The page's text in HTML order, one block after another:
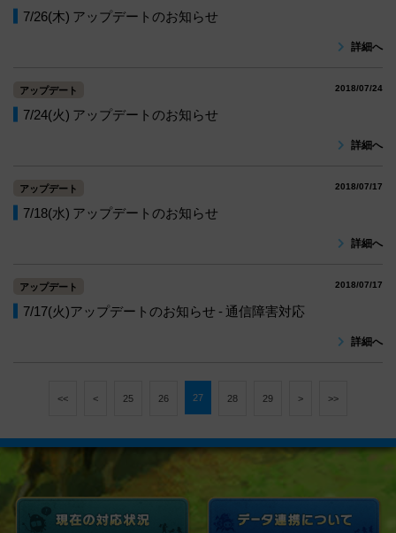
7/26(木) アップデートのお知らせ
詳細へ
アップデート 2018/07/24
7/24(火) アップデートのお知らせ
詳細へ
アップデート 2018/07/17
7/18(水) アップデートのお知らせ
詳細へ
アップデート 2018/07/17
7/17(火)アップデートのお知らせ - 通信障害対応
詳細へ
<< < 25 26 27 28 29 > >>